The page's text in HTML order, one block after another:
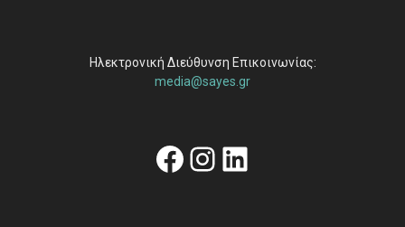
Ηλεκτρονική Διεύθυνση Επικοινωνίας:
media@sayes.gr
Facebook
Instagram
Linkedin